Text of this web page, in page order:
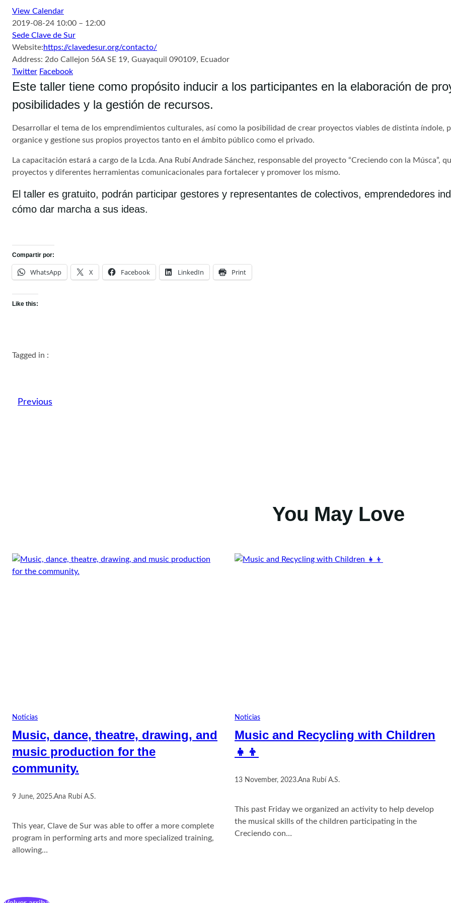
View Calendar
2019-08-24 10:00 – 12:00
Sede Clave de Sur
Website:https://clavedesur.org/contacto/
Address: 2do Callejon 56A SE 19, Guayaquil 090109, Ecuador
Twitter Facebook
Este taller tiene como propósito inducir a los participantes en la elaboración de
posibilidades y la gestión de recursos.
Desarrollar el tema de los emprendimientos culturales, así como la posibilidad de crear proyectos viables de distinta índole,
organice y gestione sus propios proyectos tanto en el ámbito público como el privado.
La capacitación estará a cargo de la Lcda. Ana Rubí Andrade Sánchez, responsable del proyecto “Creciendo con la Músca”,
proyectos y diferentes herramientas comunicacionales para fortalecer y promover los mismo.
El taller es gratuito, podrán participar gestores y representantes de colectivos, emprendedores
cómo dar marcha a sus ideas.
Compartir por:
WhatsApp X Facebook LinkedIn Print
Like this:
Tagged in :
Previous
You May Love
Noticias
Music, dance, theatre, drawing, and
music production for the
community.
9 June, 2025.Ana Rubí A.S.
This year, Clave de Sur was able to offer a more complete
program in performing arts and more specialized training,
allowing…
Noticias
Music and Recycling with Children
👧👦
13 November, 2023.Ana Rubí A.S.
This past Friday we organized an activity to help develop
the musical skills of the children participating in the
Creciendo con…